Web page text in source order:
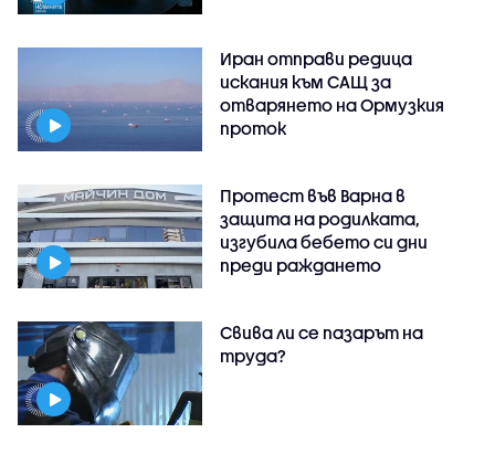
Иран отправи редица
искания към САЩ за
отварянето на Ормузкия
проток
Протест във Варна в
защита на родилката,
изгубила бебето си дни
преди раждането
Свива ли се пазарът на
труда?